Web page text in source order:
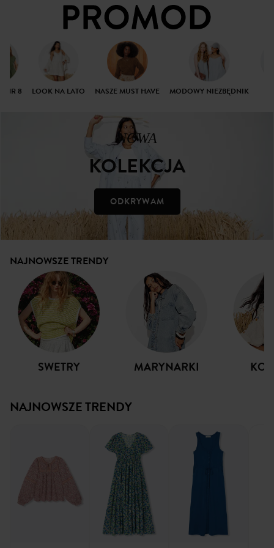
NR 8 LOOK NA LATO NASZE MUST HAVE MODOWY NIEZBĘDNIK
NOWA
KOLEKCJA
ODKRYWAM
NAJNOWSZE TRENDY
SWETRY MARYNARKI
NAJNOWSZE TRENDY